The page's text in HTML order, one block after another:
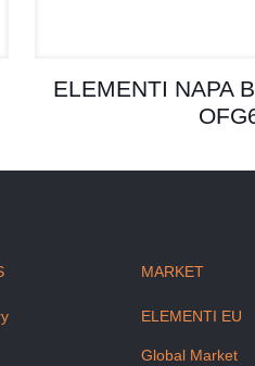
ELEMENTI NAPA
MARKET
ELEMENTI EU
Global Market